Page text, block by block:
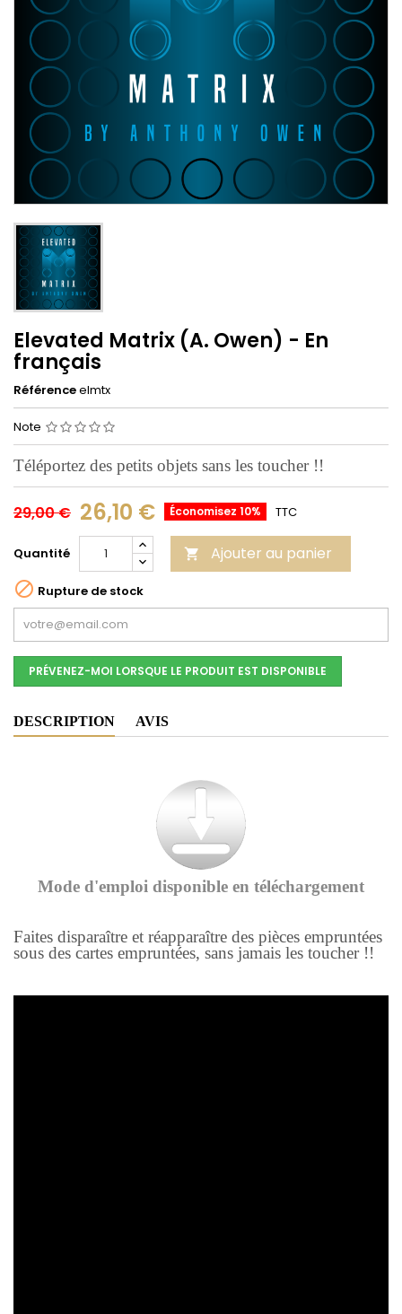
Elevated Matrix (A. Owen) - En
français
Référenceelmtx
Note
Téléportez des petits objets sans les toucher !!
29,00 € 26,10 € Économisez 10% TTC
Quantité  Ajouter au panier
 Rupture de stock
PRÉVENEZ-MOI LORSQUE LE PRODUIT EST DISPONIBLE
DESCRIPTION AVIS
Mode d'emploi disponible en téléchargement
Faites disparaître et réapparaître des pièces empruntées
sous des cartes empruntées, sans jamais les toucher !!